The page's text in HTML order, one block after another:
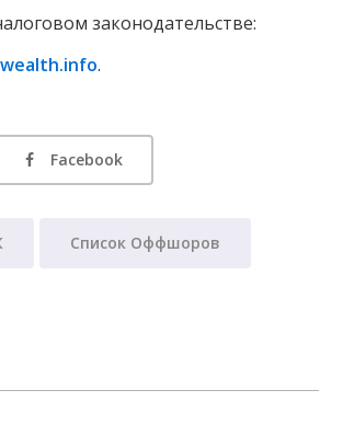
законодательстве:
.
Facebook
Список Оффшоров